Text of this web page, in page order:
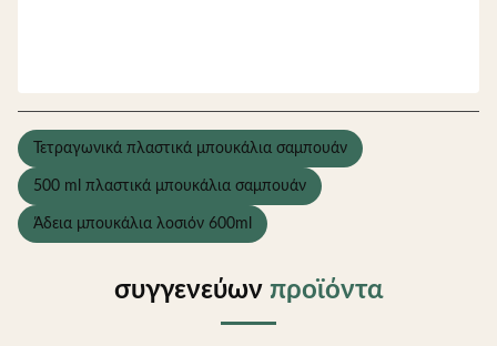
Τετραγωνικά πλαστικά μπουκάλια σαμπουάν
500 ml πλαστικά μπουκάλια σαμπουάν
Άδεια μπουκάλια λοσιόν 600ml
συγγενεύων προϊόντα